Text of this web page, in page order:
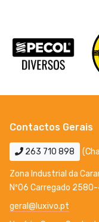
Contactos Gerais
263 710 898
Zona Industrial da
Nº06 Carregado
geral@luxivo.pt